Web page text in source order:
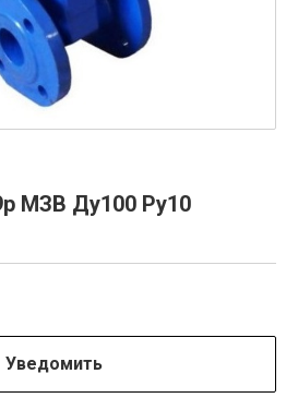
МЗВ Ду100 Ру10
Уведомить